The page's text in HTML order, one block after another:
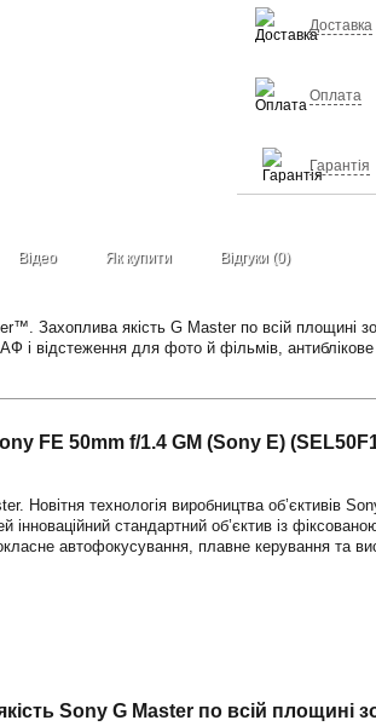
Доставка
Оплата
Гарантія
Відео Як купити Відгуки (0)
Захоплива якість G Master по всій площині
і відстеження для фото й фільмів,
FE 50mm f/1.4 GM (Sony E)
Новітня технологія виробництва об’єктивів
інноваційний стандартний об’єктив із
автофокусування, плавне керування та
Sony G Master по всій площині